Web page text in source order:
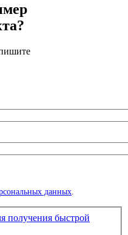
данных.
получения быстрой